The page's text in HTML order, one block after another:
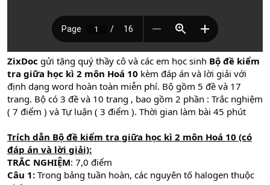
ZixDoc gửi tặng quý thầy cô và các em học sinh Bộ đề kiểm
tra giữa học kì 2 môn Hoá 10 kèm đáp án và lời giải với
định dạng word hoàn toàn miễn phí. Bộ gồm 5 đề và 17
trang. Bộ có 3 đề và 10 trang , bao gồm 2 phần : Trắc nghiệm
( 7 điểm ) và Tự luận ( 3 điểm ). Thời gian làm bài 45 phút
Trích dẫn Bộ đề kiểm tra giữa học kì 2 môn Hoá 10 (có
đáp án và lời giải):
TRẮC NGHIỆM: 7,0 điểm
Câu 1: Trong bảng tuần hoàn, các nguyên tố halogen thuộc